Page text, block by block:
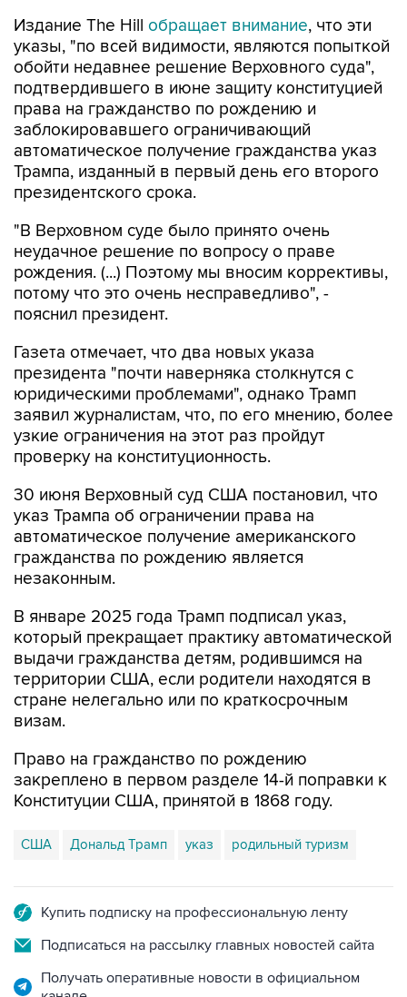
Издание The Hill обращает внимание, что эти
указы, "по всей видимости, являются попыткой
обойти недавнее решение Верховного суда",
подтвердившего в июне защиту конституцией
права на гражданство по рождению и
заблокировавшего ограничивающий
автоматическое получение гражданства указ
Трампа, изданный в первый день его второго
президентского срока.
"В Верховном суде было принято очень
неудачное решение по вопросу о праве
рождения. (...) Поэтому мы вносим коррективы,
потому что это очень несправедливо", -
пояснил президент.
Газета отмечает, что два новых указа
президента "почти наверняка столкнутся с
юридическими проблемами", однако Трамп
заявил журналистам, что, по его мнению, более
узкие ограничения на этот раз пройдут
проверку на конституционность.
30 июня Верховный суд США постановил, что
указ Трампа об ограничении права на
автоматическое получение американского
гражданства по рождению является
незаконным.
В январе 2025 года Трамп подписал указ,
который прекращает практику автоматической
выдачи гражданства детям, родившимся на
территории США, если родители находятся в
стране нелегально или по краткосрочным
визам.
Право на гражданство по рождению
закреплено в первом разделе 14-й поправки к
Конституции США, принятой в 1868 году.
США Дональд Трамп указ родильный туризм
Купить подписку на профессиональную ленту
Подписаться на рассылку главных новостей сайта
Получать оперативные новости в официальном